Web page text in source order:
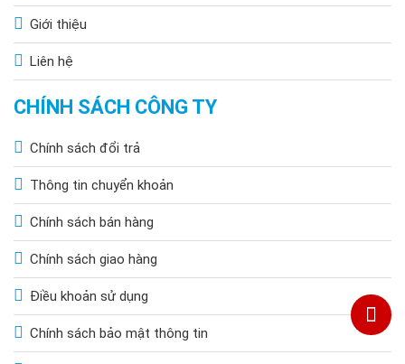
Giới thiệu
Liên hệ
CHÍNH SÁCH CÔNG TY
Chính sách đổi trả
Thông tin chuyển khoản
Chính sách bán hàng
Chính sách giao hàng
Điều khoản sử dụng
Chính sách bảo mật thông tin